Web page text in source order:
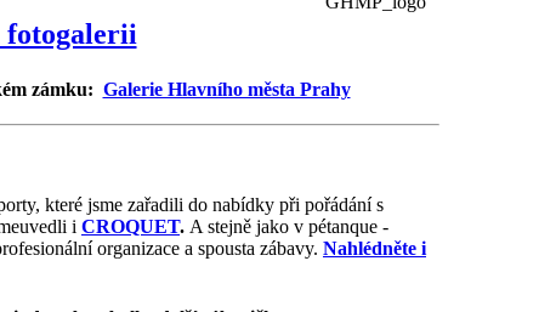
fotogalerii
zámku: Galerie Hlavního města Prahy
které jsme zařadili do nabídky při pořádání s
i CROQUET. A stejně jako v pétanque -
organizace a spousta zábavy. Nahlédněte i